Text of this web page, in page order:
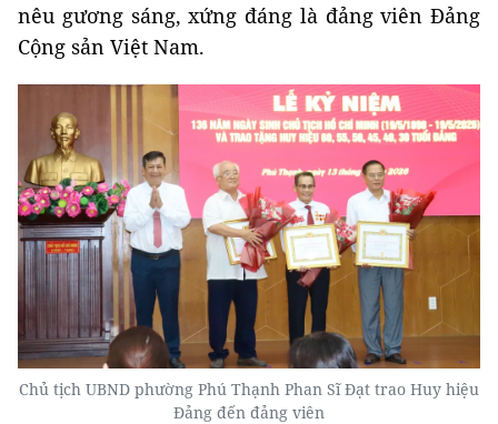
nêu gương sáng, xứng đáng là đảng viên Đảng
Cộng sản Việt Nam.
Chủ tịch UBND phường Phú Thạnh Phan Sĩ Đạt trao Huy hiệu
Đảng đến đảng viên